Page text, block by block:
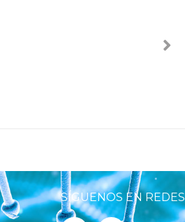
SÍGUENOS EN REDES